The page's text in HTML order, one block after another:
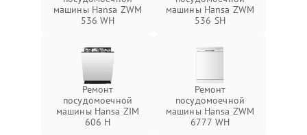
машины Hansa ZWM
536 WH
машины Hansa ZWM
536 SH
Ремонт
посудомоечной
машины Hansa ZIM
606 Н
Ремонт
посудомоечной
машины Hansa ZWM
6777 WH